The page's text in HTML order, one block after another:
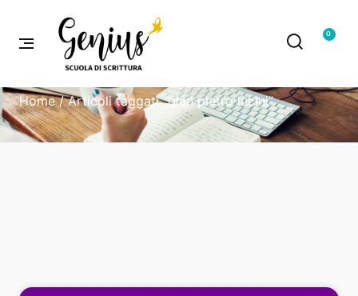
0
Home/ Articoli taggati “gian pietro lucini”